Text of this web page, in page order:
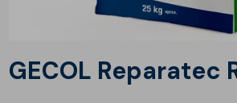
GECOL Reparatec